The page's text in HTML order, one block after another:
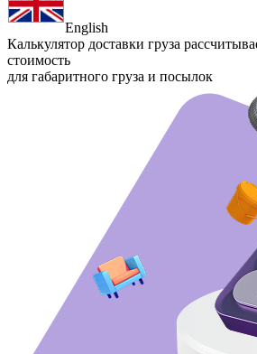
English
Калькулятор доставки груза
стоимость
для габаритного груза и посылок